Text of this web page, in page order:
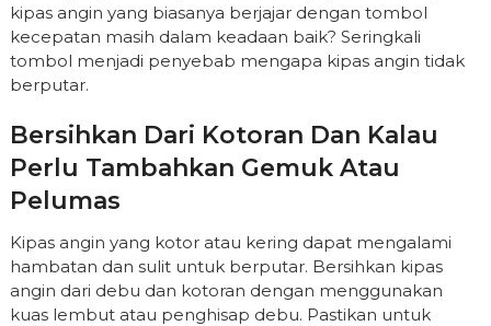
kipas angin yang biasanya berjajar dengan tombol
kecepatan masih dalam keadaan baik? Seringkali
tombol menjadi penyebab mengapa kipas angin tidak
berputar.
Bersihkan Dari Kotoran Dan Kalau
Perlu Tambahkan Gemuk Atau
Pelumas
Kipas angin yang kotor atau kering dapat mengalami
hambatan dan sulit untuk berputar. Bersihkan kipas
angin dari debu dan kotoran dengan menggunakan
kuas lembut atau penghisap debu. Pastikan untuk